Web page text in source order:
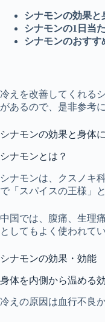
シナモンの効果と
シナモンの1日当
シナモンのおす
冷えを改善してくれる
があるので、是非参考
シナモンの効果と身体
シナモンとは？
シナモンは、クスノキ
で「スパイスの王様」
中国では、腹痛、生理
としてもよく使われてい
シナモンの効果・効能
身体を内側から温める
冷えの原因は血行不良